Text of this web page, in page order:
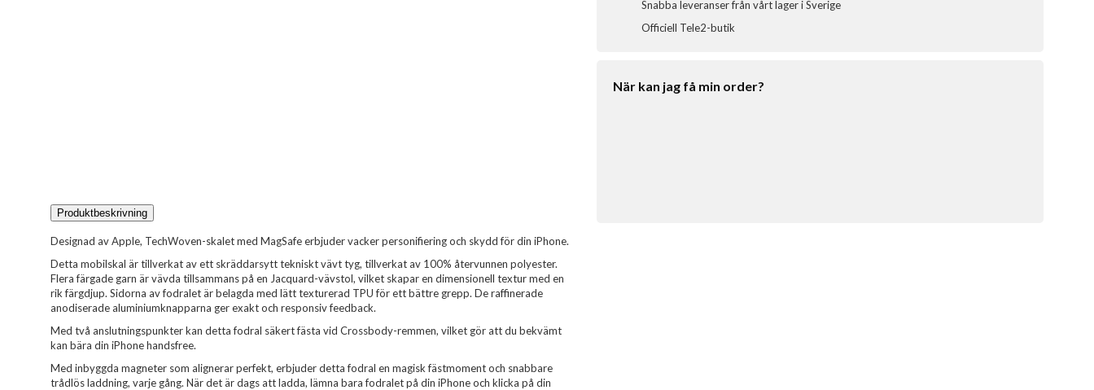
Snabba leveranser från vårt lager i Sverige
Officiell Tele2-butik
När kan jag få min order?
Produktbeskrivning
Designad av Apple, TechWoven-skalet med MagSafe erbjuder vacker personifiering och skydd för din iPhone.
Detta mobilskal är tillverkat av ett skräddarsytt tekniskt vävt tyg, tillverkat av 100% återvunnen polyester.
Flera färgade garn är vävda tillsammans på en Jacquard-vävstol, vilket skapar en dimensionell textur med en
rik färgdjup. Sidorna av fodralet är belagda med lätt texturerad TPU för ett bättre grepp. De raffinerade
anodiserade aluminiumknapparna ger exakt och responsiv feedback.
Med två anslutningspunkter kan detta fodral säkert fästa vid Crossbody-remmen, vilket gör att du bekvämt
kan bära din iPhone handsfree.
Med inbyggda magneter som alignerar perfekt, erbjuder detta fodral en magisk fästmoment och snabbare
trådlös laddning, varje gång. När det är dags att ladda, lämna bara fodralet på din iPhone och klicka på din